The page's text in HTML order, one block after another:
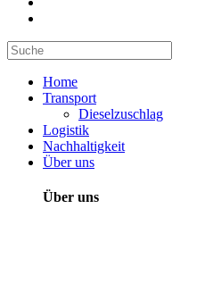
Home
Transport
Dieselzuschlag
Logistik
Nachhaltigkeit
Über uns
Über uns